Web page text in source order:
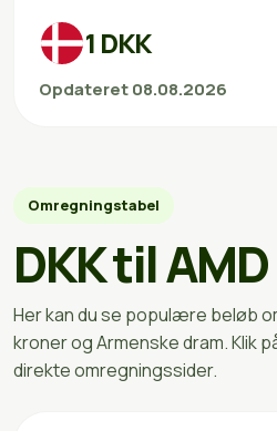
1 DKK
Opdateret 08.08.2026
Omregningstabel
DKK til AMD
Her kan du se populære beløb
kroner og Armenske dram. Klik
direkte omregningssider.